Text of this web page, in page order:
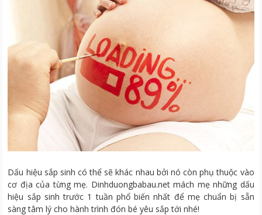
Dấu hiệu sắp sinh có thể sẽ khác nhau bởi nó còn phụ thuộc vào
cơ địa của từng mẹ. Dinhduongbabau.net mách mẹ những dấu
hiệu sắp sinh trước 1 tuần phổ biến nhất để mẹ chuẩn bị sẵn
sàng tâm lý cho hành trình đón bé yêu sắp tới nhé!